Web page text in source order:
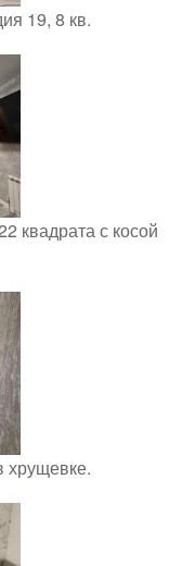
19, 8 кв.
квадрата с косой
хрущевке.